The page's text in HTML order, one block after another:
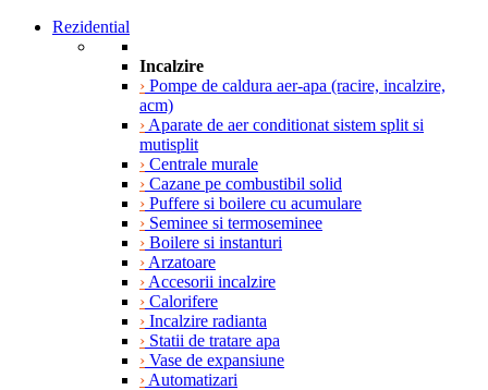
Rezidential
Incalzire
› Pompe de caldura aer-apa (racire, incalzire,
acm)
› Aparate de aer conditionat sistem split si
mutisplit
› Centrale murale
› Cazane pe combustibil solid
› Puffere si boilere cu acumulare
› Seminee si termoseminee
› Boilere si instanturi
› Arzatoare
› Accesorii incalzire
› Calorifere
› Incalzire radianta
› Statii de tratare apa
› Vase de expansiune
› Automatizari